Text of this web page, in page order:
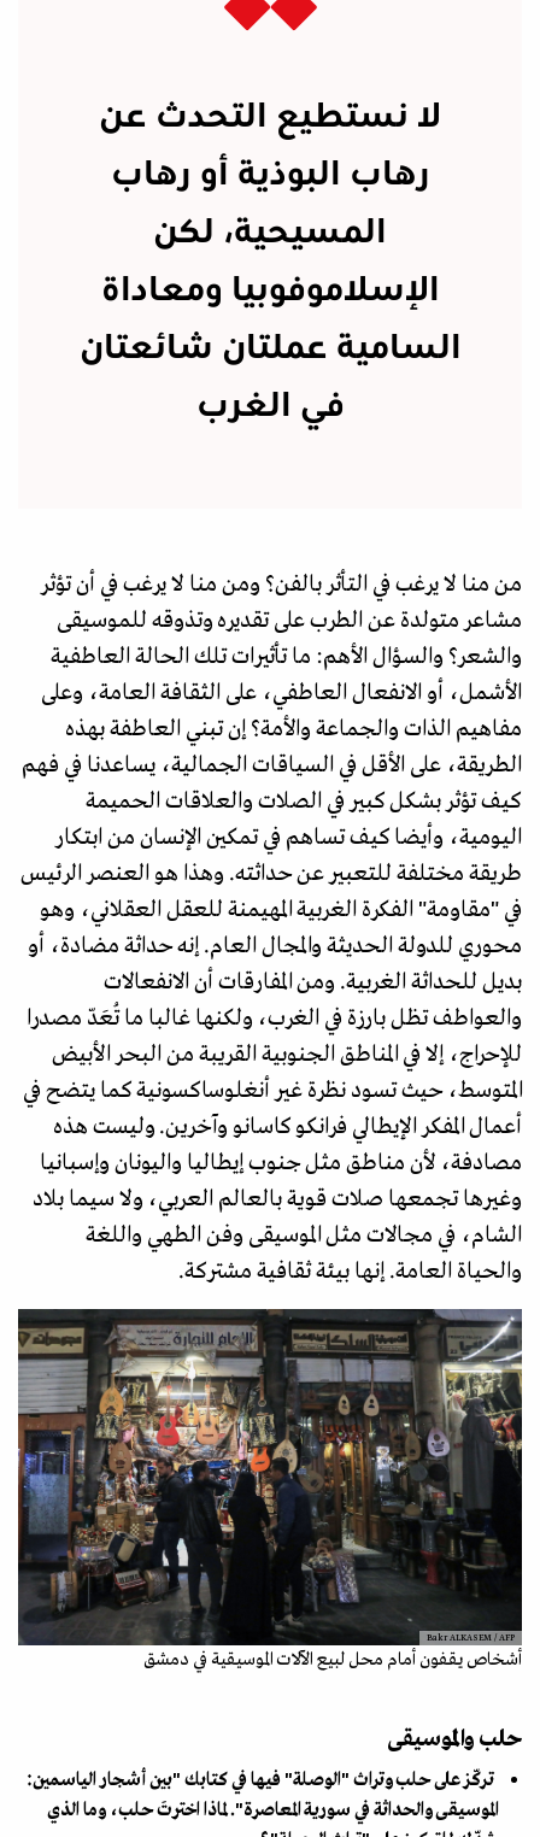
لا نستطيع التحدث عن
رهاب البوذية أو رهاب
المسيحية، لكن
الإسلاموفوبيا ومعاداة
السامية عملتان شائعتان
في الغرب
من منا لا يرغب في التأثر بالفن؟ ومن منا لا يرغب في أن تؤثر
مشاعر متولدة عن الطرب على تقديره وتذوقه للموسيقى
والشعر؟ والسؤال الأهم: ما تأثيرات تلك الحالة العاطفية
الأشمل، أو الانفعال العاطفي، على الثقافة العامة، وعلى
مفاهيم الذات والجماعة والأمة؟ إن تبني العاطفة بهذه
الطريقة، على الأقل في السياقات الجمالية، يساعدنا في فهم
كيف تؤثر بشكل كبير في الصلات والعلاقات الحميمة
اليومية، وأيضا كيف تساهم في تمكين الإنسان من ابتكار
طريقة مختلفة للتعبير عن حداثته. وهذا هو العنصر الرئيس
في "مقاومة" الفكرة الغربية المهيمنة للعقل العقلاني، وهو
محوري للدولة الحديثة والمجال العام. إنه حداثة مضادة، أو
بديل للحداثة الغربية. ومن المفارقات أن الانفعالات
والعواطف تظل بارزة في الغرب، ولكنها غالبا ما تُعَدّ مصدرا
للإحراج، إلا في المناطق الجنوبية القريبة من البحر الأبيض
المتوسط، حيث تسود نظرة غير أنغلوساكسونية كما يتضح في
أعمال المفكر الإيطالي فرانكو كاسانو وآخرين. وليست هذه
مصادفة، لأن مناطق مثل جنوب إيطاليا واليونان وإسبانيا
وغيرها تجمعها صلات قوية بالعالم العربي، ولا سيما بلاد
الشام، في مجالات مثل الموسيقى وفن الطهي واللغة
والحياة العامة. إنها بيئة ثقافية مشتركة.
Bakr ALKASEM / AFP
أشخاص يقفون أمام محل لبيع الآلات الموسيقية في دمشق
حلب والموسيقى
تركّز على حلب وتراث "الوصلة" فيها في كتابك "بين أشجار الياسمين:
الموسيقى والحداثة في سورية المعاصرة". لماذا اخترتَ حلب، وما الذي